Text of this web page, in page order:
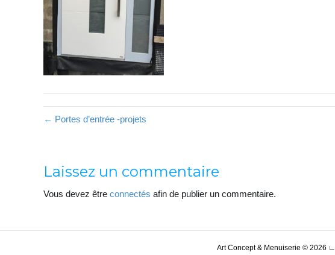
← Portes d’entrée -projets
Laissez un commentaire
Vous devez être connectés afin de publier un commentaire.
Art Concept & Menuiserie © 2026 ∟